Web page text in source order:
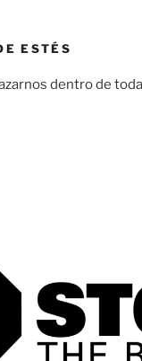
ESTÉS
dentro de